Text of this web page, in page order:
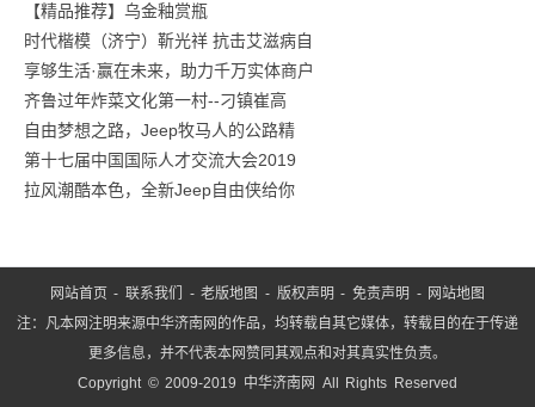
死
亡，
一
【精品推荐】乌金釉赏瓶
时代楷模（济宁）靳光祥 抗击艾滋病自
享够生活·赢在未来，助力千万实体商户
齐鲁过年炸菜文化第一村--刁镇崔高
自由梦想之路，Jeep牧马人的公路精
第十七届中国国际人才交流大会2019
拉风潮酷本色，全新Jeep自由侠给你
网站首页 - 联系我们 -老版地图 - 版权声明 -免责声明 - 网站地图
注：凡本网注明来源中华济南网的作品，均转载自其它媒体，转载目的在于传递
更多信息，并不代表本网赞同其观点和对其真实性负责。
Copyright © 2009-2019 中华济南网 All Rights Reserved